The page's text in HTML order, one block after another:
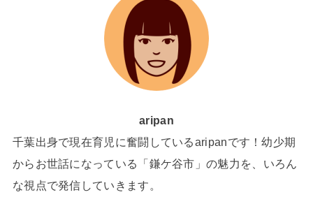
aripan
千葉出身で現在育児に奮闘しているaripanです！幼少期
からお世話になっている「鎌ケ谷市」の魅力を、いろん
な視点で発信していきます。